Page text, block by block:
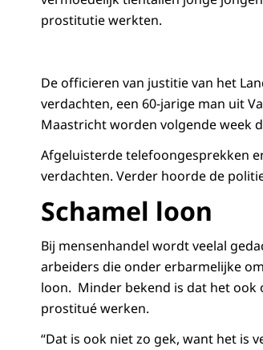
prostitutie werkten.
De officieren van justitie van het
verdachten, een 60-jarige man uit
Maastricht worden volgende week
Afgeluisterde telefoongesprekken
verdachten. Verder hoorde de
Schamel loon
Bij mensenhandel wordt veelal
arbeiders die onder erbarmelijke
loon. Minder bekend is dat het ook
prostitué werken.
“Dat is ook niet zo gek, want het is